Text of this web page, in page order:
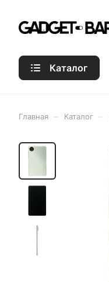
Каталог
Главная Каталог